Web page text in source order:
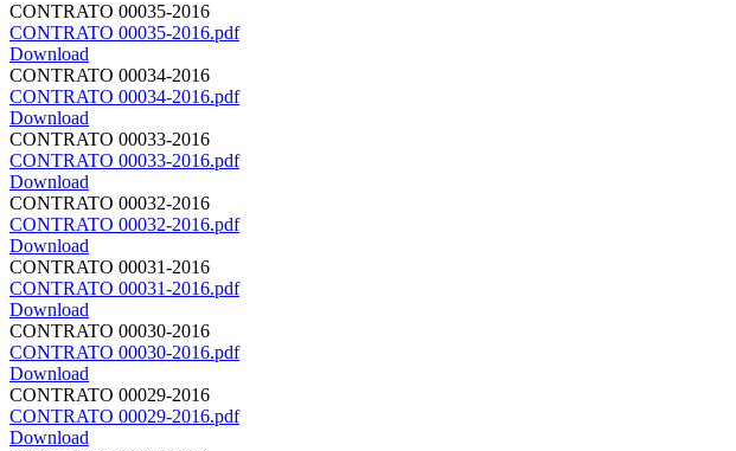
CONTRATO 00035-2016
CONTRATO 00035-2016.pdf
Download
CONTRATO 00034-2016
CONTRATO 00034-2016.pdf
Download
CONTRATO 00033-2016
CONTRATO 00033-2016.pdf
Download
CONTRATO 00032-2016
CONTRATO 00032-2016.pdf
Download
CONTRATO 00031-2016
CONTRATO 00031-2016.pdf
Download
CONTRATO 00030-2016
CONTRATO 00030-2016.pdf
Download
CONTRATO 00029-2016
CONTRATO 00029-2016.pdf
Download